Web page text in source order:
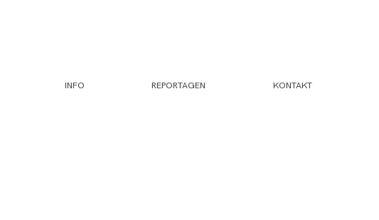
INFO REPORTAGEN KONTAKT